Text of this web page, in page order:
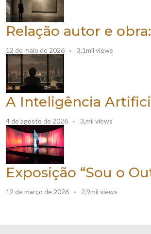
Relação autor e
12 de maio de 2026 3,1mil views
A Inteligência
4 de agosto de 2026 3,mil views
Exposição “Sou o
12 de março de 2026 2,9mil views